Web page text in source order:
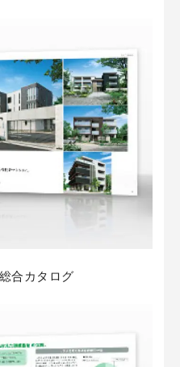
合カタログ